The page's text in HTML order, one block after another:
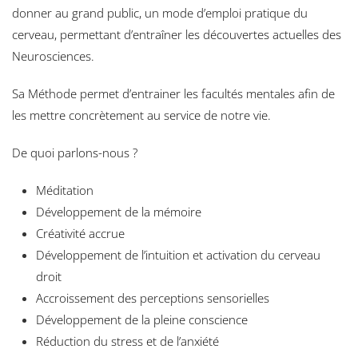
donner au grand public, un mode d’emploi pratique du
cerveau, permettant d’entraîner les découvertes actuelles des
Neurosciences.
Sa Méthode permet d’entrainer les facultés mentales afin de
les mettre concrètement au service de notre vie.
De quoi parlons-nous ?
Méditation
Développement de la mémoire
Créativité accrue
Développement de l’intuition et activation du cerveau
droit
Accroissement des perceptions sensorielles
Développement de la pleine conscience
Réduction du stress et de l’anxiété